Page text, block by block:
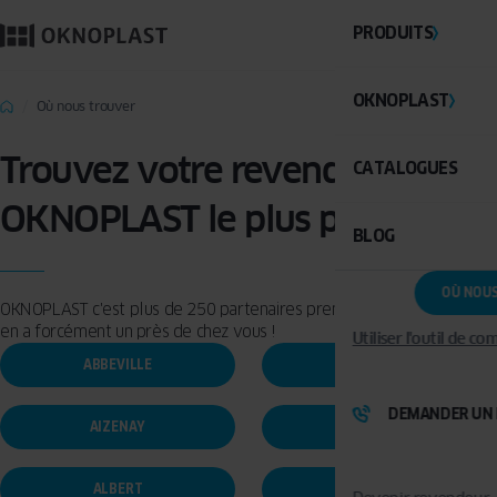
PRODUITS
OKNOPLAST
CATALOGUES
BLOG
OÙ
Utiliser l'outil de
DEMANDER UN
Où nous trouver
Trouvez votre revendeur
OKNOPLAST le plus proche
OKNOPLAST c'est plus de 250 partenaires premium en France. Il y
en a forcément un près de chez vous !
ABBEVILLE
AIZENAY AJACCIO
ALBERT AMIENS